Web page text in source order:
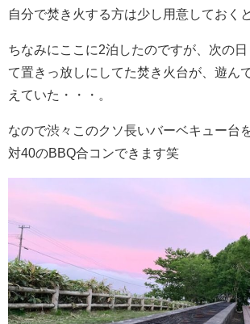
自分で焚き火する方は少し用意しておく
ちなみにここに2泊したのですが、次の
て置きっ放しにしてた焚き火台が、遊ん
えていた・・・。
なので渋々このクソ長いバーベキュー台
対40のBBQ合コンできます笑